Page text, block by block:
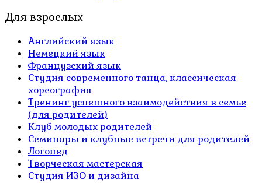
Для взрослых
Английский язык
Немецкий язык
Французский язык
Студия современного танца, классическая
хореография
Тренинг успешного взаимодействия в семье
(для родителей)
Клуб молодых родителей
Семинары и клубные встречи для родителей
Логопед
Творческая мастерская
Студия ИЗО и дизайна